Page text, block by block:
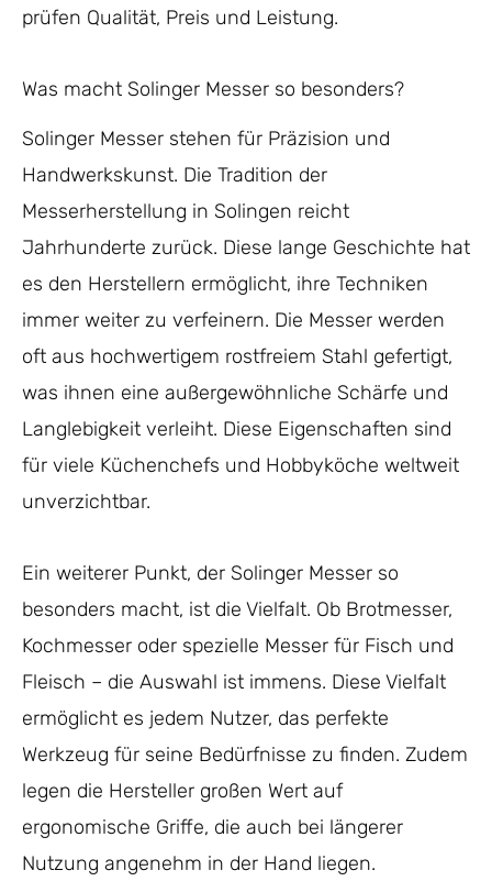
prüfen Qualität, Preis und Leistung.
Was macht Solinger Messer so besonders?
Solinger Messer stehen für Präzision und
Handwerkskunst. Die Tradition der
Messerherstellung in Solingen reicht
Jahrhunderte zurück. Diese lange Geschichte hat
es den Herstellern ermöglicht, ihre Techniken
immer weiter zu verfeinern. Die Messer werden
oft aus hochwertigem rostfreiem Stahl gefertigt,
was ihnen eine außergewöhnliche Schärfe und
Langlebigkeit verleiht. Diese Eigenschaften sind
für viele Küchenchefs und Hobbyköche weltweit
unverzichtbar.
Ein weiterer Punkt, der Solinger Messer so
besonders macht, ist die Vielfalt. Ob Brotmesser,
Kochmesser oder spezielle Messer für Fisch und
Fleisch – die Auswahl ist immens. Diese Vielfalt
ermöglicht es jedem Nutzer, das perfekte
Werkzeug für seine Bedürfnisse zu finden. Zudem
legen die Hersteller großen Wert auf
ergonomische Griffe, die auch bei längerer
Nutzung angenehm in der Hand liegen.